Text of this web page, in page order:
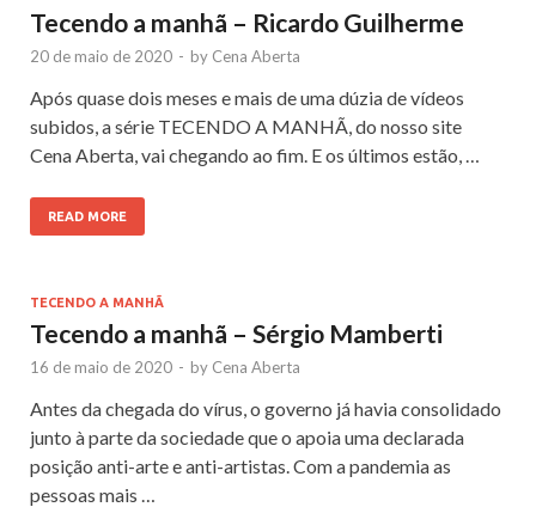
Tecendo a manhã – Ricardo Guilherme
20 de maio de 2020 - by Cena Aberta
Após quase dois meses e mais de uma dúzia de vídeos
subidos, a série TECENDO A MANHÃ, do nosso site
Cena Aberta, vai chegando ao fim. E os últimos estão, …
READ MORE
TECENDO A MANHÃ
Tecendo a manhã – Sérgio Mamberti
16 de maio de 2020 - by Cena Aberta
Antes da chegada do vírus, o governo já havia consolidado
junto à parte da sociedade que o apoia uma declarada
posição anti-arte e anti-artistas. Com a pandemia as
pessoas mais …